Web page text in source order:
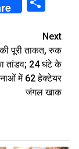
Next
पूरी ताकत, रुक
तांडव; 24 घंटे के
में 62 हेक्टेयर
जंगल खाक